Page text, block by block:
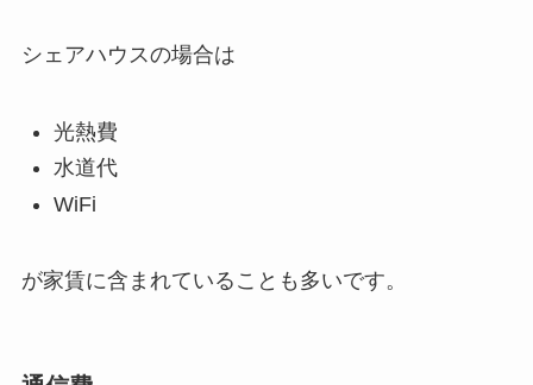
シェアハウスの場合は
光熱費
水道代
WiFi
が家賃に含まれていることも多いです。